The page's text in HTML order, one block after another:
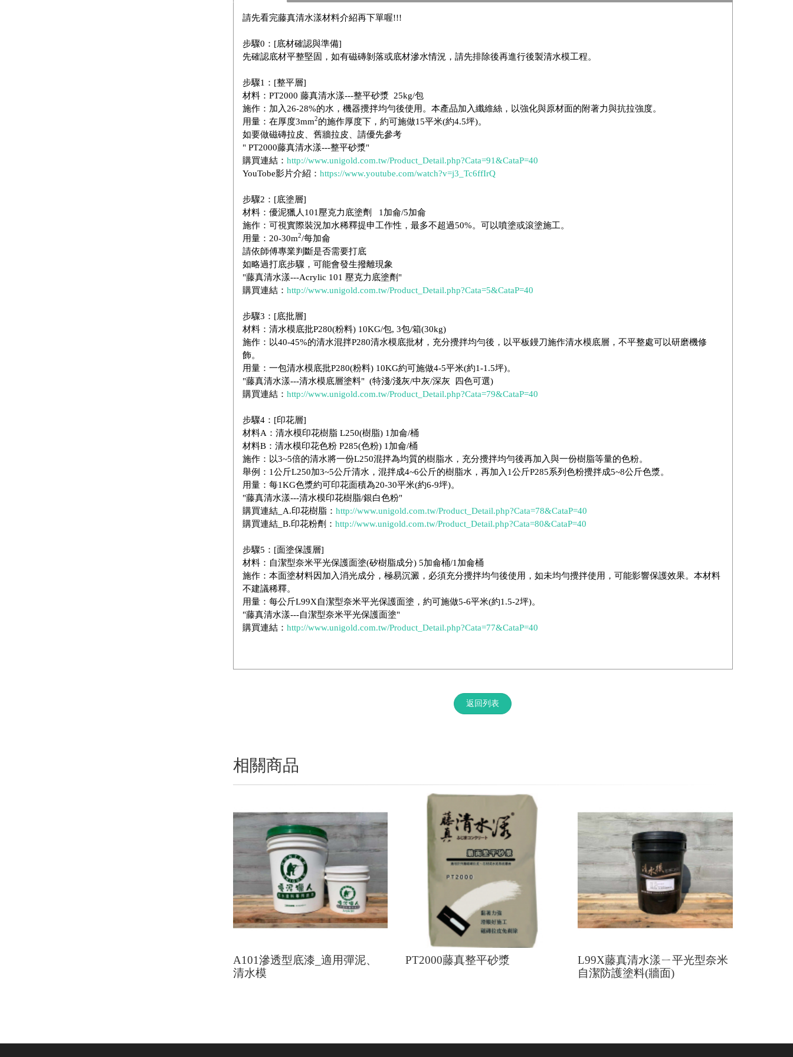
請先看完藤真清水漾材料介紹再下單喔!!!
步驟0：[底材確認與準備]
先確認底材平整堅固，如有磁磚剝落或底材滲水情況，請先排除後再進行後製清水模工程。
步驟1：[整平層]
材料：PT2000 藤真清水漾---整平砂漿 25kg/包
施作：加入26-28%的水，機器攪拌均勻後使用。本產品加入纖維絲，以強化與原材面的附著力與抗拉強度。
用量：在厚度3mm2的施作厚度下，約可施做15平米(約4.5坪)。
如要做磁磚拉皮、舊牆拉皮、請優先參考
" PT2000藤真清水漾---整平砂漿"
購買連結： http://www.unigold.com.tw/Product_Detail.php?Cata=91&CataP=40
YouTobe影片介紹： https://www.youtube.com/watch?v=j3_Tc6ffIrQ
步驟2：[底塗層]
材料：優泥獵人101壓克力底塗劑 1加侖/5加侖
施作：可視實際裝況加水稀釋提申工作性，最多不超過50%。可以噴塗或滾塗施工。
用量：20-30m2/每加侖
請依師傅專業判斷是否需要打底
如略過打底步驟，可能會發生撥離現象
"藤真清水漾---Acrylic 101 壓克力底塗劑"
購買連結： http://www.unigold.com.tw/Product_Detail.php?Cata=5&CataP=40
步驟3：[底批層]
材料：清水模底批P280(粉料) 10KG/包, 3包/箱(30kg)
施作：以40-45%的清水混拌P280清水模底批材，充分攪拌均勻後，以平板鏝刀施作清水模底層，不平整處可以研磨機修
飾。
用量：一包清水模底批P280(粉料) 10KG約可施做4-5平米(約1-1.5坪)。
"藤真清水漾---清水模底層塗料" (特淺/淺灰/中灰/深灰 四色可選)
購買連結： http://www.unigold.com.tw/Product_Detail.php?Cata=79&CataP=40
步驟4：[印花層]
材料A：清水模印花樹脂 L250(樹脂) 1加侖/桶
材料B：清水模印花色粉 P285(色粉) 1加侖/桶
施作：以3~5倍的清水將一份L250混拌為均質的樹脂水，充分攪拌均勻後再加入與一份樹脂等量的色粉。
舉例：1公斤L250加3~5公斤清水，混拌成4~6公斤的樹脂水，再加入1公斤P285系列色粉攪拌成5~8公斤色漿。
用量：每1KG色漿約可印花面積為20-30平米(約6-9坪)。
"藤真清水漾---清水模印花樹脂/銀白色粉"
購買連結_A.印花樹脂： http://www.unigold.com.tw/Product_Detail.php?Cata=78&CataP=40
購買連結_B.印花粉劑： http://www.unigold.com.tw/Product_Detail.php?Cata=80&CataP=40
步驟5：[面塗保護層]
材料：自潔型奈米平光保護面塗(矽樹脂成分) 5加侖桶/1加侖桶
施作：本面塗材料因加入消光成分，極易沉澱，必須充分攪拌均勻後使用，如未均勻攪拌使用，可能影響保護效果。本材料
不建議稀釋。
用量：每公斤L99X自潔型奈米平光保護面塗，約可施做5-6平米(約1.5-2坪)。
"藤真清水漾---自潔型奈米平光保護面塗"
購買連結： http://www.unigold.com.tw/Product_Detail.php?Cata=77&CataP=40
返回列表
相關商品
A101滲透型底漆_適用彈泥、
清水模
PT2000藤真整平砂漿
L99X藤真清水漾ㄧ平光型奈米
自潔防護塗料(牆面)